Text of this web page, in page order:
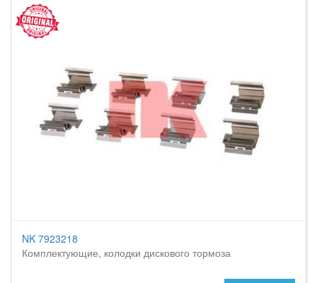
NK 7923218
Комплектующие, колодки дискового тормоза